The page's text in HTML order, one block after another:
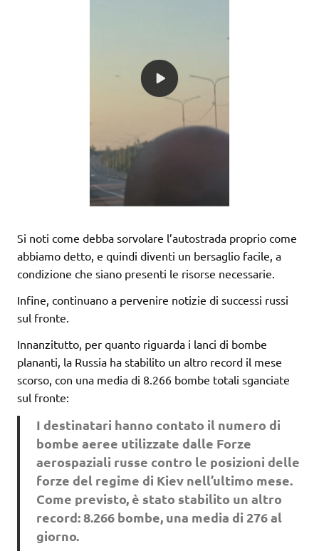
Si noti come debba sorvolare l’autostrada proprio come
abbiamo detto, e quindi diventi un bersaglio facile, a
condizione che siano presenti le risorse necessarie.
Infine, continuano a pervenire notizie di successi russi
sul fronte.
Innanzitutto, per quanto riguarda i lanci di bombe
plananti, la Russia ha stabilito un altro record il mese
scorso, con una media di 8.266 bombe totali sganciate
sul fronte:
I destinatari hanno contato il numero di
bombe aeree utilizzate dalle Forze
aerospaziali russe contro le posizioni delle
forze del regime di Kiev nell’ultimo mese.
Come previsto, è stato stabilito un altro
record: 8.266 bombe, una media di 276 al
giorno.